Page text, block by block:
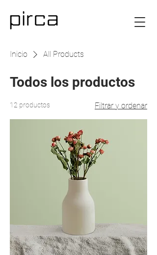
Inicio All Products
Todos los productos
12 productos Filtrar y ordenar